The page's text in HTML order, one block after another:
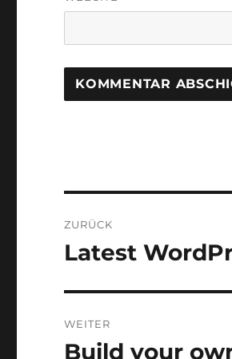
ZURÜCK
Vorheriger
Latest
WEITER
Nächster
Build your